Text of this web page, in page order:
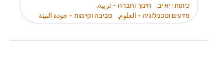
כיתות י יא יב, חינוך וחברה - تربية,
מדעים וטכנולוגיה - العلوم, סביבה וקיימות - جودة البيئة